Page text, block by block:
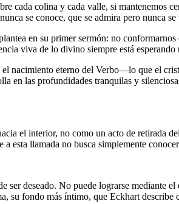
cada colina y cada valle, si mantenemos
se conoce, que se admira pero nunca
en su primer sermón: no
viva de lo divino siempre está esperando
nacimiento eterno del Verbo―lo que el
en las profundidades tranquilas y
el interior, no como un acto de retirada
a esta llamada no busca simplemente
ser deseado. No puede lograrse
su fondo más íntimo, que Eckhart